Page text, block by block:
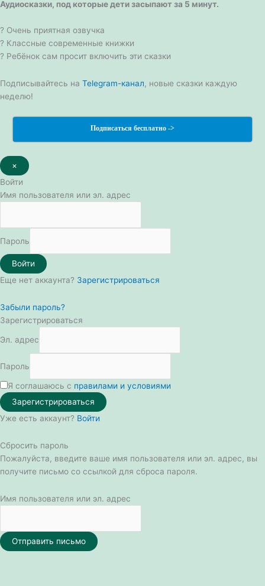
Аудиосказки, под которые дети засыпают за 5 минут.
? Очень приятная озвучка
? Классные современные книжки
? Ребёнок сам просит включить эти сказки
Подписывайтесь на Telegram-канал, новые сказки каждую
неделю!
Подписаться бесплатно ->
×
Войти
Имя пользователя или эл. адрес
Пароль
Войти
Еще нет аккаунта? Зарегистрироваться
Забыли пароль?
Зарегистрироваться
Эл. адрес
Пароль
Я соглашаюсь с правилами и условиями
Зарегистрироваться
Уже есть аккаунт? Войти
Сбросить пароль
Пожалуйста, введите ваше имя пользователя или эл. адрес, вы
получите письмо со ссылкой для сброса пароля.
Имя пользователя или эл. адрес
Отправить письмо